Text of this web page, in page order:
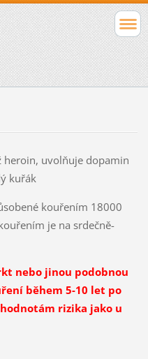
heroin, uvolňuje dopamin
kuřák
kouřením 18000
je na srdečně-
nebo jinou podobnou
během 5-10 let po
rizika jako u